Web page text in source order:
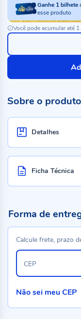
Ganhe 1bilhete
esse produto
Você pode acumular até
Sobre o produto
Detalhes
Ficha Técnica
Forma de
Calcule frete, prazo
CEP
Não sei meu CEP